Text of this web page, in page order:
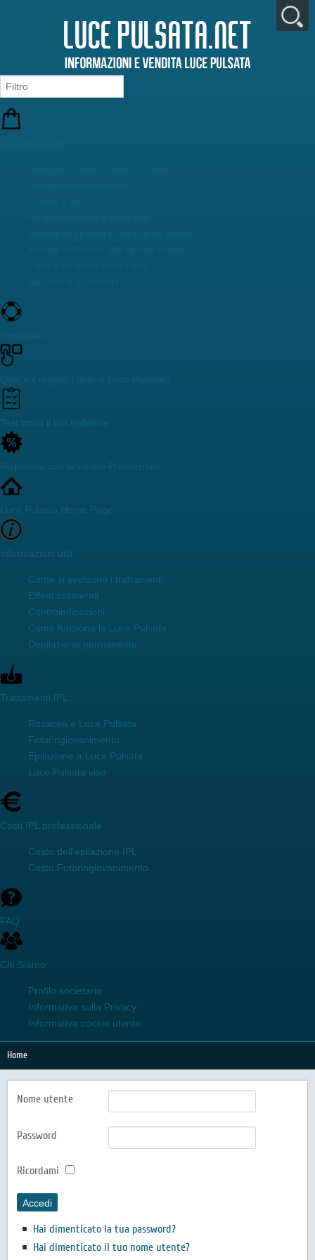
Risparmia con le nostre Promozioni!
Luce Pulsata Home Page
Informazioni utili
Come si svolgono i trattamenti
Effetti collaterali
Controindicazioni
Come funziona la Luce Pulsata
Depilazione permanente
Trattamenti IPL
Rosacea e Luce Pulsata
Fotoringiovanimento
Epilazione a Luce Pulsata
Luce Pulsata viso
Costi IPL professionale
Costo dell'epilazione IPL
Costo Fotoringiovanimento
FAQ
Chi Siamo
Profilo societario
Informativa sulla Privacy
Informativa cookie utente
Home
Nome utente
Password
Ricordami
Accedi
Hai dimenticato la tua password?
Hai dimenticato il tuo nome utente?